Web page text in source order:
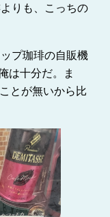
りも、こっちの
プ珈琲の自販機
は十分だ。ま
とが無いから比